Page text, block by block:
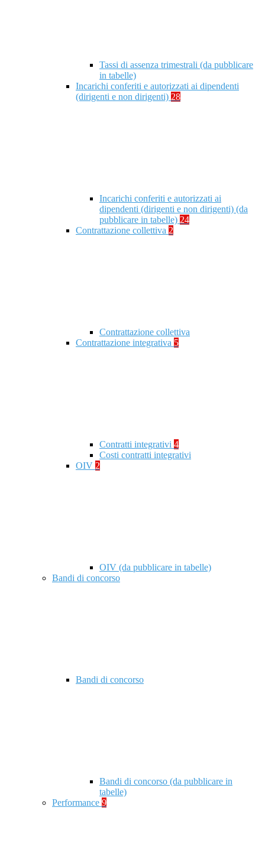
Tassi di assenza trimestrali (da pubblicare
in tabelle)
Incarichi conferiti e autorizzati ai dipendenti
(dirigenti e non dirigenti) 28
Incarichi conferiti e autorizzati ai
dipendenti (dirigenti e non dirigenti) (da
pubblicare in tabelle) 24
Contrattazione collettiva 2
Contrattazione collettiva
Contrattazione integrativa 5
Contratti integrativi 4
Costi contratti integrativi
OIV 2
OIV (da pubblicare in tabelle)
Bandi di concorso
Bandi di concorso
Bandi di concorso (da pubblicare in
tabelle)
Performance 9